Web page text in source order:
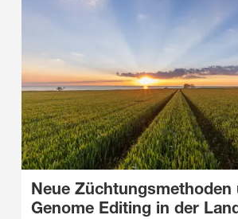
Neue Züchtungsmethoden
Genome Editing in der